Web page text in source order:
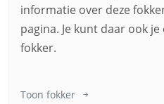
informatie over deze
pagina. Je kunt daar ook
fokker.
Toon fokker